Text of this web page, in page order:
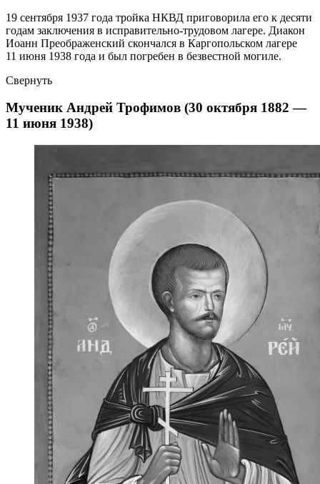
19 сентября 1937 года тройка НКВД приговорила его к десяти
годам заключения в исправительно-трудовом лагере. Диакон
Иоанн Преображенский скончался в Каргопольском лагере
11 июня 1938 года и был погребен в безвестной могиле.
Свернуть
Мученик Андрей Трофимов (30 октября 1882 —
11 июня 1938)